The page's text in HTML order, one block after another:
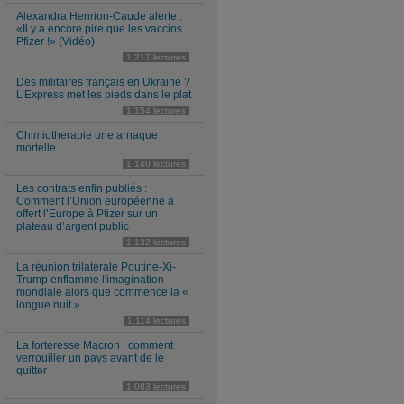
Alexandra Henrion-Caude alerte :
«Il y a encore pire que les vaccins
Pfizer !» (Vidéo)
1,217 lectures
Des militaires français en Ukraine ?
L’Express met les pieds dans le plat
1,154 lectures
Chimiotherapie une arnaque
mortelle
1,140 lectures
Les contrats enfin publiés :
Comment l’Union européenne a
offert l’Europe à Pfizer sur un
plateau d’argent public
1,132 lectures
La réunion trilatérale Poutine-Xi-
Trump enflamme l'imagination
mondiale alors que commence la «
longue nuit »
1,114 lectures
La forteresse Macron : comment
verrouiller un pays avant de le
quitter
1,083 lectures